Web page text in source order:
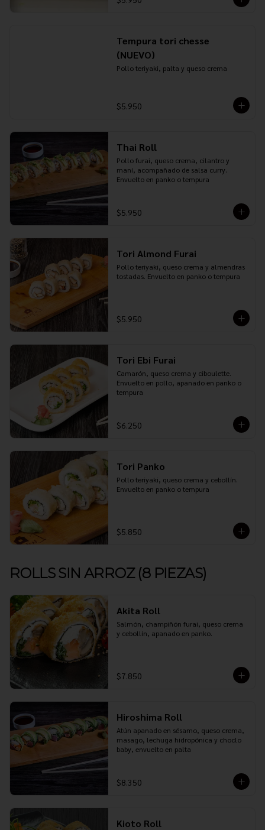
Tempura tori chesse
(NUEVO)
Pollo teriyaki, palta y queso crema
$5.950
Thai Roll
Pollo furai, queso crema, cilantro y
maní, acompañado de salsa curry.
Envuelto en panko o tempura
$5.950
Tori Almond Furai
Pollo teriyaki, queso crema y almendras
tostadas. Envuelto en panko o tempura
$5.950
Tori Ebi Furai
Camarón, queso crema y ciboulette.
Envuelto en pollo, apanado en panko o
tempura
$6.250
Tori Panko
Pollo teriyaki, queso crema y cebollín.
Envuelto en panko o tempura
$5.850
ROLLS SIN ARROZ (8 PIEZAS)
Akita Roll
Salmón, champiñón furai, queso crema
y cebollín, apanado en panko.
$7.850
Hiroshima Roll
Atún apanado en sésamo, queso crema,
masago, lechuga hidropónica y choclo
baby, envuelto en palta
$8.350
Kioto Roll